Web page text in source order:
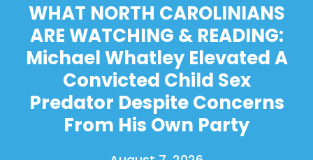
WHAT NORTH CAROLINIANS
ARE WATCHING & READING:
Michael Whatley Elevated A
Convicted Child Sex
Predator Despite Concerns
From His Own Party